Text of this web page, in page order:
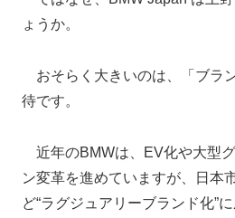
ょうか。
おそらく大きいのは、「ブラ
待です。
近年のBMWは、EV化や大型
ン変革を進めていますが、日本
ど“ラグジュアリーブランド化”